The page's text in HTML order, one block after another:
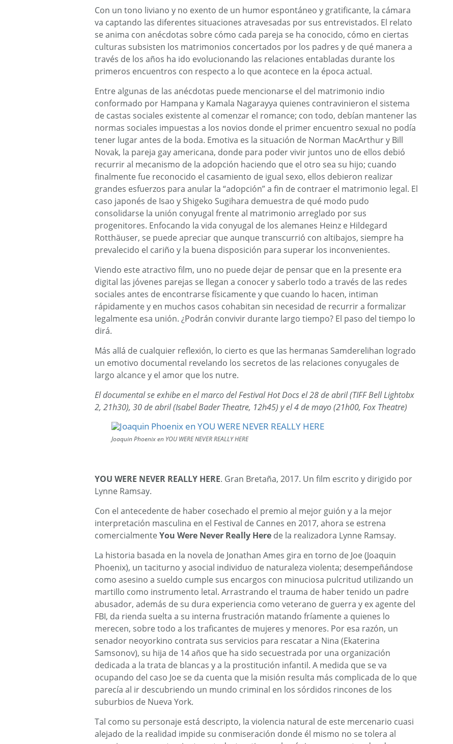
Con un tono liviano y no exento de un humor espontáneo y gratificante, la cámara
va captando las diferentes situaciones atravesadas por sus entrevistados. El relato
se anima con anécdotas sobre cómo cada pareja se ha conocido, cómo en ciertas
culturas subsisten los matrimonios concertados por los padres y de qué manera a
través de los años ha ido evolucionando las relaciones entabladas durante los
primeros encuentros con respecto a lo que acontece en la época actual.
Entre algunas de las anécdotas puede mencionarse el del matrimonio indio
conformado por Hampana y Kamala Nagarayya quienes contravinieron el sistema
de castas sociales existente al comenzar el romance; con todo, debían mantener las
normas sociales impuestas a los novios donde el primer encuentro sexual no podía
tener lugar antes de la boda. Emotiva es la situación de Norman MacArthur y Bill
Novak, la pareja gay americana, donde para poder vivir juntos uno de ellos debió
recurrir al mecanismo de la adopción haciendo que el otro sea su hijo; cuando
finalmente fue reconocido el casamiento de igual sexo, ellos debieron realizar
grandes esfuerzos para anular la “adopción” a fin de contraer el matrimonio legal. El
caso japonés de Isao y Shigeko Sugihara demuestra de qué modo pudo
consolidarse la unión conyugal frente al matrimonio arreglado por sus
progenitores. Enfocando la vida conyugal de los alemanes Heinz e Hildegard
Rotthäuser, se puede apreciar que aunque transcurrió con altibajos, siempre ha
prevalecido el cariño y la buena disposición para superar los inconvenientes.
Viendo este atractivo film, uno no puede dejar de pensar que en la presente era
digital las jóvenes parejas se llegan a conocer y saberlo todo a través de las redes
sociales antes de encontrarse físicamente y que cuando lo hacen, intiman
rápidamente y en muchos casos cohabitan sin necesidad de recurrir a formalizar
legalmente esa unión. ¿Podrán convivir durante largo tiempo? El paso del tiempo lo
dirá.
Más allá de cualquier reflexión, lo cierto es que las hermanas Samderelihan logrado
un emotivo documental revelando los secretos de las relaciones conyugales de
largo alcance y el amor que los nutre.
El documental se exhibe en el marco del Festival Hot Docs el 28 de abril (TIFF Bell Lightobx
2, 21h30), 30 de abril (Isabel Bader Theatre, 12h45) y el 4 de mayo (21h00, Fox Theatre)
Joaquin Phoenix en YOU WERE NEVER REALLY HERE
YOU WERE NEVER REALLY HERE. Gran Bretaña, 2017. Un film escrito y dirigido por
Lynne Ramsay.
Con el antecedente de haber cosechado el premio al mejor guión y a la mejor
interpretación masculina en el Festival de Cannes en 2017, ahora se estrena
comercialmenteYou Were Never Really Here de la realizadora Lynne Ramsay.
La historia basada en la novela de Jonathan Ames gira en torno de Joe (Joaquin
Phoenix), un taciturno y asocial individuo de naturaleza violenta; desempeñándose
como asesino a sueldo cumple sus encargos con minuciosa pulcritud utilizando un
martillo como instrumento letal. Arrastrando el trauma de haber tenido un padre
abusador, además de su dura experiencia como veterano de guerra y ex agente del
FBI, da rienda suelta a su interna frustración matando fríamente a quienes lo
merecen, sobre todo a los traficantes de mujeres y menores. Por esa razón, un
senador neoyorkino contrata sus servicios para rescatar a Nina (Ekaterina
Samsonov), su hija de 14 años que ha sido secuestrada por una organización
dedicada a la trata de blancas y a la prostitución infantil. A medida que se va
ocupando del caso Joe se da cuenta que la misión resulta más complicada de lo que
parecía al ir descubriendo un mundo criminal en los sórdidos rincones de los
suburbios de Nueva York.
Tal como su personaje está descripto, la violencia natural de este mercenario cuasi
alejado de la realidad impide su conmiseración donde él mismo no se tolera al